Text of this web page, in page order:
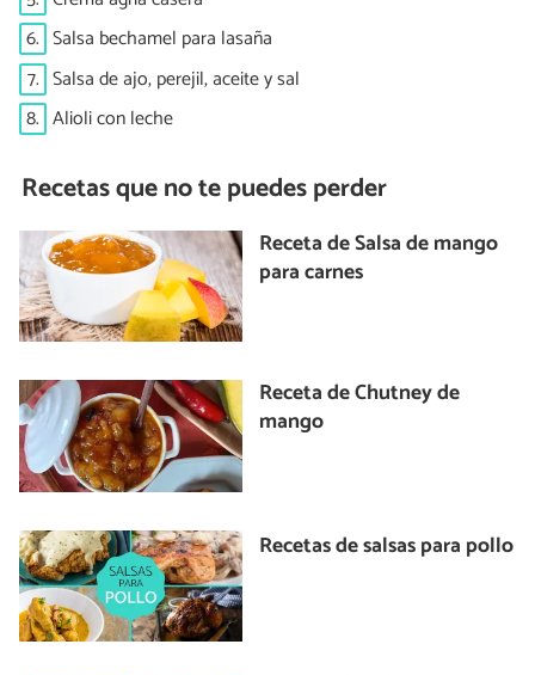
6. Salsa bechamel para lasaña
7. Salsa de ajo, perejil, aceite y sal
8. Alioli con leche
Recetas que no te puedes perder
Receta de Salsa de mango
para carnes
Receta de Chutney de
mango
Recetas de salsas para pollo